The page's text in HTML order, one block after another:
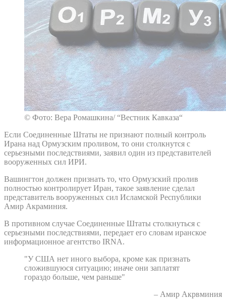
© Фото: Вера Ромашкина/ “Вестник Кавказа“
Если Соединенные Штаты не признают полный контроль
Ирана над Ормузским проливом, то они столкнутся с
серьезными последствиями, заявил один из представителей
вооруженных сил ИРИ.
Вашингтон должен признать то, что Ормузский пролив
полностью контролирует Иран, такое заявление сделал
представитель вооруженных сил Исламской Республики
Амир Акраминия.
В противном случае Соединенные Штаты столкнуться с
серьезными последствиями, передает его словам иранское
информационное агентство IRNA.
"У США нет иного выбора, кроме как признать
сложившуюся ситуацию; иначе они заплатят
гораздо больше, чем раньше"
– Амир Акрвминия